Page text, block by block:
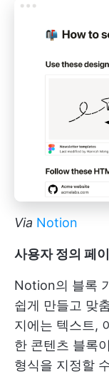
Via Notion
사용자 정의 페
Notion의 블록
쉽게 만들고 맞
지에는 텍스트,
한 콘텐츠 블록
형식을 지정할